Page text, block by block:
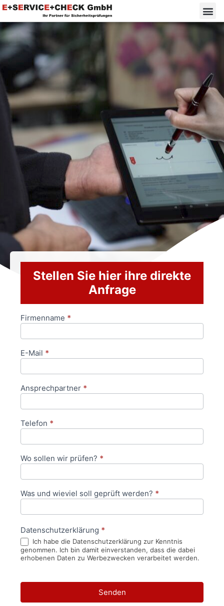
Stellen Sie hier ihre direkte
Anfrage
Anfrageformular
Firmenname *
E-Mail *
Ansprechpartner *
Telefon *
Wo sollen wir prüfen? *
Was und wieviel soll geprüft werden? *
Datenschutzerklärung *
Ich habe die Datenschutzerklärung zur Kenntnis
genommen. Ich bin damit einverstanden, dass die dabei
erhobenen Daten zu Werbezwecken verarbeitet werden.
Senden